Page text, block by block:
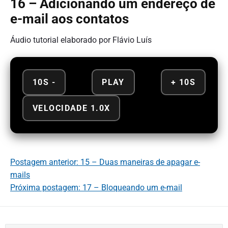
16 – Adicionando um endereço de
e-mail aos contatos
Áudio tutorial elaborado por Flávio Luís
10S - PLAY + 10S
VELOCIDADE 1.0X
Postagem anterior: 15 – Duas maneiras de apagar e-
mails
Próxima postagem: 17 – Bloqueando um e-mail